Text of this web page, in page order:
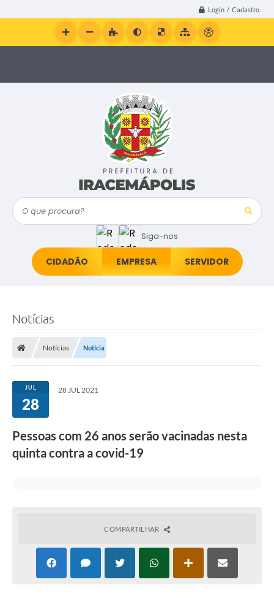
Login / Cadastro
Siga-nos
O que procura?
CIDADÃO EMPRESA SERVIDOR
Notícias
Notícias Notícia
JUL
28
28 JUL 2021
Pessoas com 26 anos serão vacinadas nesta
quinta contra a covid-19
COMPARTILHAR